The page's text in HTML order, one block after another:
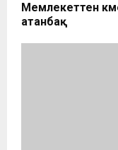
Мемлекеттен
атанбақ